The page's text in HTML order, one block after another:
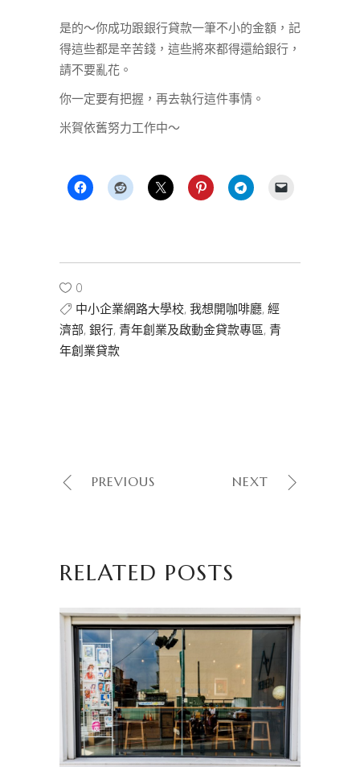
是的～你成功跟銀行貸款一筆不小的金額，記
得這些都是辛苦錢，這些將來都得還給銀行，
請不要亂花。
你一定要有把握，再去執行這件事情。
米賀依舊努力工作中～
0
中小企業網路大學校, 我想開咖啡廳, 經
濟部, 銀行, 青年創業及啟動金貸款專區, 青
年創業貸款
PREVIOUS NEXT
RELATED POSTS